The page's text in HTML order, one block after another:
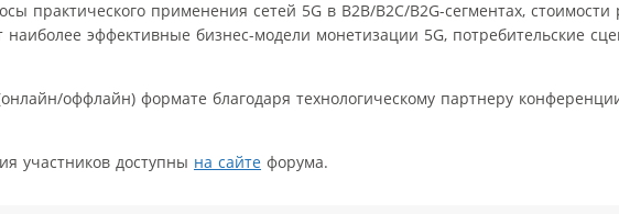
практического применения сетей 5G в B2B/B2C/B2G-сегментах,
наиболее эффективные бизнес-модели монетизации 5G, потребительские
оффлайн) формате благодаря технологическому партнеру
участников доступны на сайте форума.